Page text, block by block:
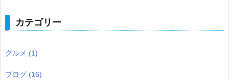
カテゴリー
グルメ (1)
ブログ (16)